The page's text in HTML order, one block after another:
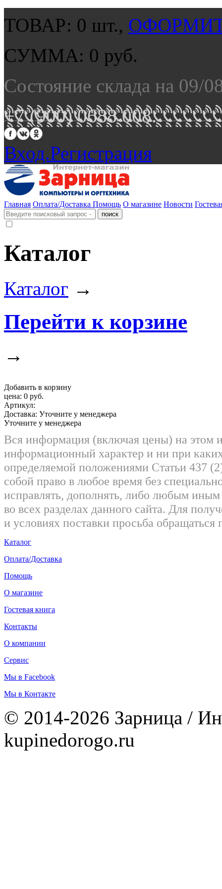
ТОВАР: 0 шт.,
СУММА: 0 руб.
Состояние склада на 09/
+7 (900) 0688 008.
Вход.Регистрация
Главная Оплата/Доставка Помощь О магазине Новости
Каталог
Каталог →
Перейти к корзине
→
Добавить в корзину
цена: 0 руб.
Артикул:
Доставка: Уточните у менеджера
Уточните у менеджера
Вся информация (включая цены) на этом
информационный характер и ни при
определяемой положениями Статьи 437
собой право в любое время без
исправлять, дополнять, либо любым
во всех разделах данного сайта. Для
и условиях поставки просьба
Каталог
Оплата/Доставка
Помощь
О магазине
Гостевая книга
Контакты
О компании
Сервис
Мы в Facebook
Мы в Контакте
© 2014-2026 Зарница /
kupinedorogo.ru